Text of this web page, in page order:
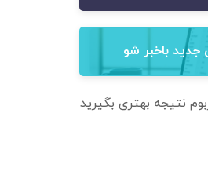
جدید باخبر شو
نتیجه بهتری بگیرید